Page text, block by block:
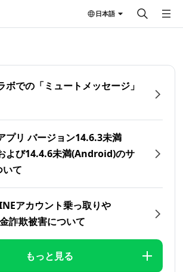
日本語
ボでの「ミュートメッセージ」
プリ バージョン14.6.3未満
よび14.4.6未満(Android)のサ
いて
アカウント乗っ取りや
詐欺被害について
もっと見る